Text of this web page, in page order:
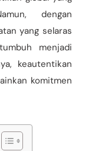
dengan
yang selaras
menjadi
keautentikan
komitmen